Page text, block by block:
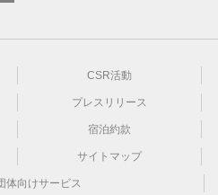
CSR活動
プレスリリース
宿泊約款
サイトマップ
体向けサービス